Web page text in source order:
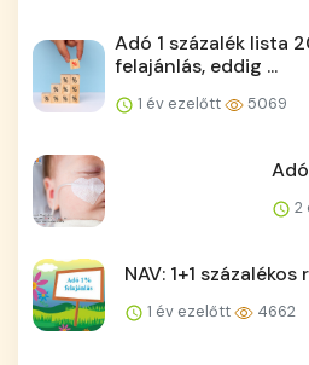
Adó 1 százalék lista
felajánlás, eddig ...
1 év ezelőtt 5069
2
NAV: 1+1
1 év ezelőtt 4662